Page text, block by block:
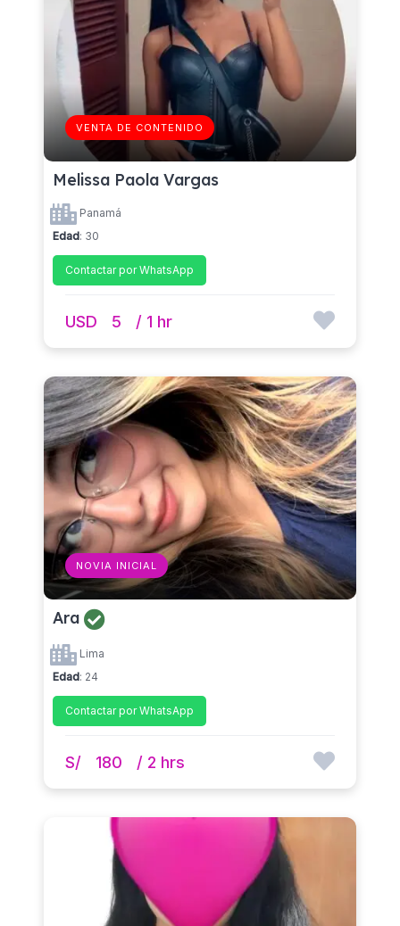
VENTA DE CONTENIDO
Melissa Paola Vargas
Panamá
Edad: 30
Contactar por WhatsApp
USD 5 / 1 hr
NOVIA INICIAL
Ara
Lima
Edad: 24
Contactar por WhatsApp
S/ 180 / 2 hrs